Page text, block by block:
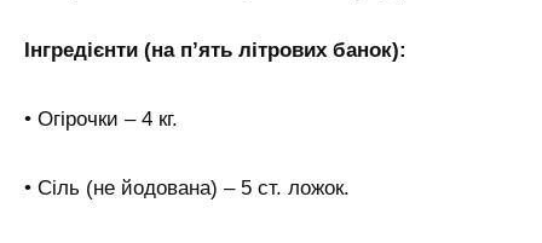
Інгредієнти (на п’ять літрових банок):
• Огірочки – 4 кг.
• Сіль (не йодована) – 5 ст. ложок.